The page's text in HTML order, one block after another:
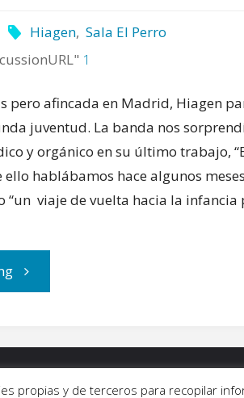
Hiagen, Sala El Perro
1
pero afincada en Madrid, Hiagen
juventud. La banda nos
y orgánico en su último trabajo,
ello hablábamos hace algunos
“un viaje de vuelta hacia la infancia
"Hiagen
dispone
a | CALENDARIO | GALERÍAS
propias y de terceros para recopilar